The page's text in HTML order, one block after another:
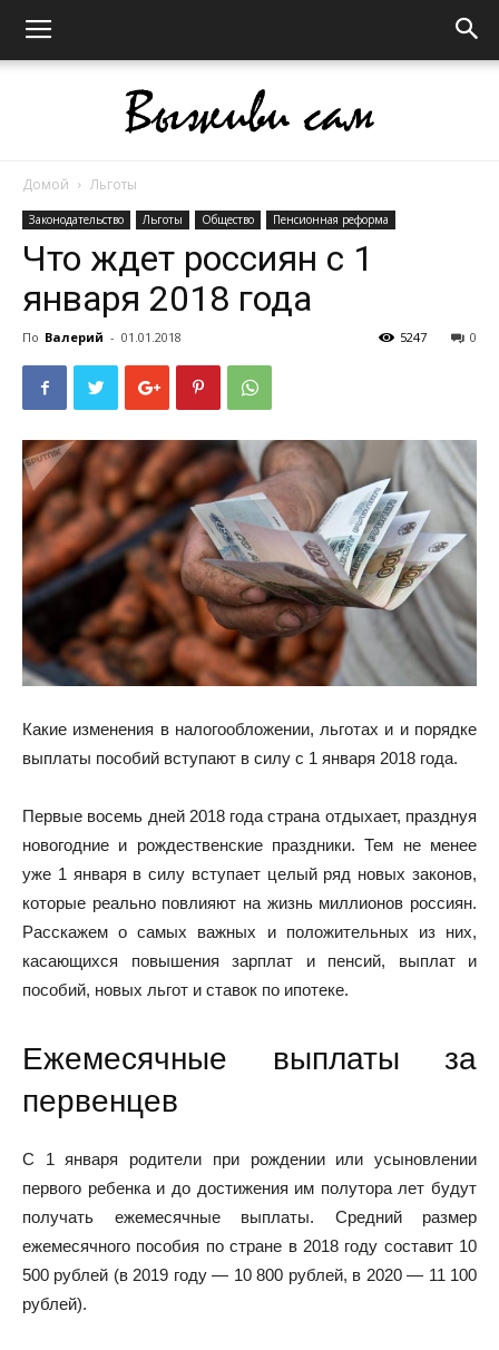
сам
Домой Льготы
Законодательство Льготы Общество Пенсионная реформа
Что ждет россиян с 1
января 2018 года
По Валерий - 01.01.2018 0
5247
Какие изменения в налогообложении, льготах и и порядке
выплаты пособий вступают в силу с 1 января 2018 года.
Первые восемь дней 2018 года страна отдыхает, празднуя
новогодние и рождественские праздники. Тем не менее
уже 1 января в силу вступает целый ряд новых законов,
которые реально повлияют на жизнь миллионов россиян.
Расскажем о самых важных и положительных из них,
касающихся повышения зарплат и пенсий, выплат и
пособий, новых льгот и ставок по ипотеке.
Ежемесячные выплаты за
первенцев
С 1 января родители при рождении или усыновлении
первого ребенка и до достижения им полутора лет будут
получать ежемесячные выплаты. Средний размер
ежемесячного пособия по стране в 2018 году составит 10
500 рублей (в 2019 году — 10 800 рублей, в 2020 — 11 100
рублей).